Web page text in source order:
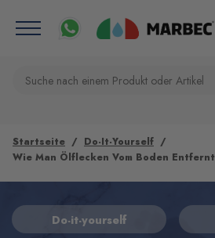
Startseite
Do-It-Yourself
Wie Man Ölflecken Vom Boden Entfernt
Do-it-yourself